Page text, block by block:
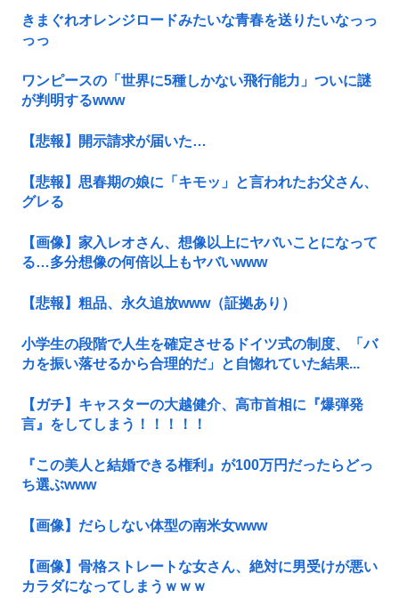
きまぐれオレンジロードみたいな青春を送りたいなっっ
っっ
ワンピースの「世界に5種しかない飛行能力」ついに謎
が判明するwww
【悲報】開示請求が届いた…
【悲報】思春期の娘に「キモッ」と言われたお父さん、
グレる
【画像】家入レオさん、想像以上にヤバいことになって
る…多分想像の何倍以上もヤバいwww
【悲報】粗品、永久追放www（証拠あり）
小学生の段階で人生を確定させるドイツ式の制度、「バ
カを振い落せるから合理的だ」と自惚れていた結果...
【ガチ】キャスターの大越健介、高市首相に『爆弾発
言』をしてしまう！！！！！
『この美人と結婚できる権利』が100万円だったらどっ
ち選ぶwww
【画像】だらしない体型の南米女www
【画像】骨格ストレートな女さん、絶対に男受けが悪い
カラダになってしまうｗｗｗ